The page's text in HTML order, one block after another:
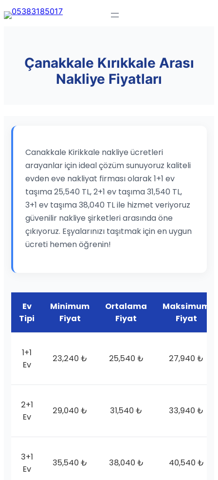
Çanakkale Kırıkkale Arası
Nakliye Fiyatları
Canakkale Kirikkale nakliye ücretleri
arayanlar için ideal çözüm sunuyoruz kaliteli
evden eve nakliyat firması olarak 1+1 ev
taşıma 25,540 TL, 2+1 ev taşıma 31,540 TL,
3+1 ev taşıma 38,040 TL ile hizmet veriyoruz
güvenilir nakliye şirketleri arasında öne
çıkıyoruz. Eşyalarınızı taşıtmak için en uygun
ücreti hemen öğrenin!
Ev
Tipi
Minimum
Fiyat
Ortalama
Fiyat
Maksimum
Fiyat
1+1
Ev
23,240 ₺ 25,540 ₺ 27,940 ₺
2+1
Ev
29,040 ₺ 31,540 ₺ 33,940 ₺
3+1
Ev
35,540 ₺ 38,040 ₺ 40,540 ₺